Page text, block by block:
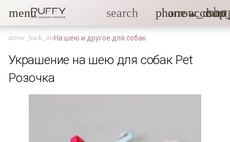
menu search phone
На шею и другое для собак
Украшение на шею для собак Pet
Розочка